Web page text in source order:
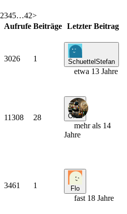
2345…42>
Aufrufe Beiträge Letzter Beitrag
3026 1 SchuettelStefan
etwa 13 Jahre
11308 28 Orca
mehr als 14
Jahre
3461 1 Flo
fast 18 Jahre